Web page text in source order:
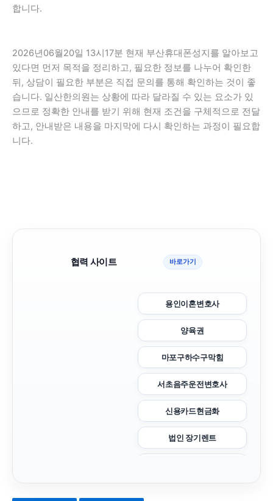
합니다.
2026년06월20일 13시17분 현재 부산휴대폰성지를 알아보고
있다면 먼저 목적을 정리하고, 필요한 정보를 나누어 확인한
뒤, 상담이 필요한 부분은 직접 문의를 통해 확인하는 것이 좋
습니다. 일산한의원는 상황에 따라 달라질 수 있는 요소가 있
으므로 정확한 안내를 받기 위해 현재 조건을 구체적으로 전달
하고, 안내받은 내용을 마지막에 다시 확인하는 과정이 필요합
니다.
협력 사이트 바로가기
용인이혼변호사
양육권
마포구하수구막힘
서초음주운전변호사
신용카드현금화
법인 장기렌트